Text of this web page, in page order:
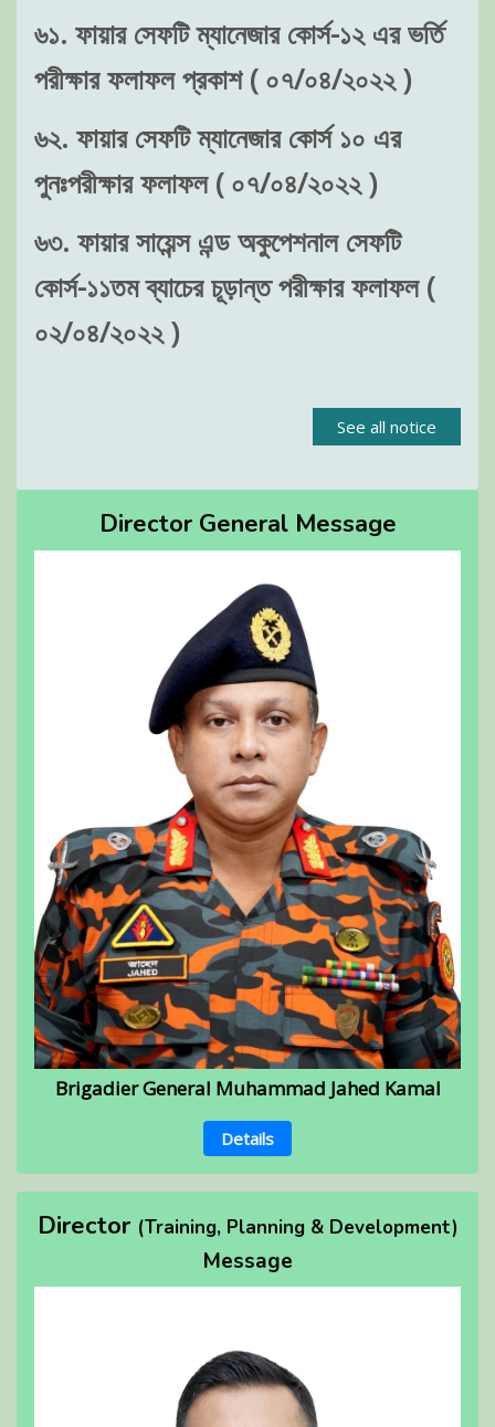
৬১. ফায়ার সেফটি ম্যানেজার কোর্স-১২ এর ভর্তি
পরীক্ষার ফলাফল প্রকাশ ( ০৭/০৪/২০২২ )
৬২. ফায়ার সেফটি ম্যানেজার কোর্স ১০ এর
পুনঃপরীক্ষার ফলাফল ( ০৭/০৪/২০২২ )
৬৩. ফায়ার সায়েন্স এন্ড অকুপেশনাল সেফটি
কোর্স-১১তম ব্যাচের চূড়ান্ত পরীক্ষার ফলাফল (
০২/০৪/২০২২ )
See all notice
Director General Message
Brigadier General Muhammad Jahed Kamal
Details
Director (Training, Planning & Development)
Message